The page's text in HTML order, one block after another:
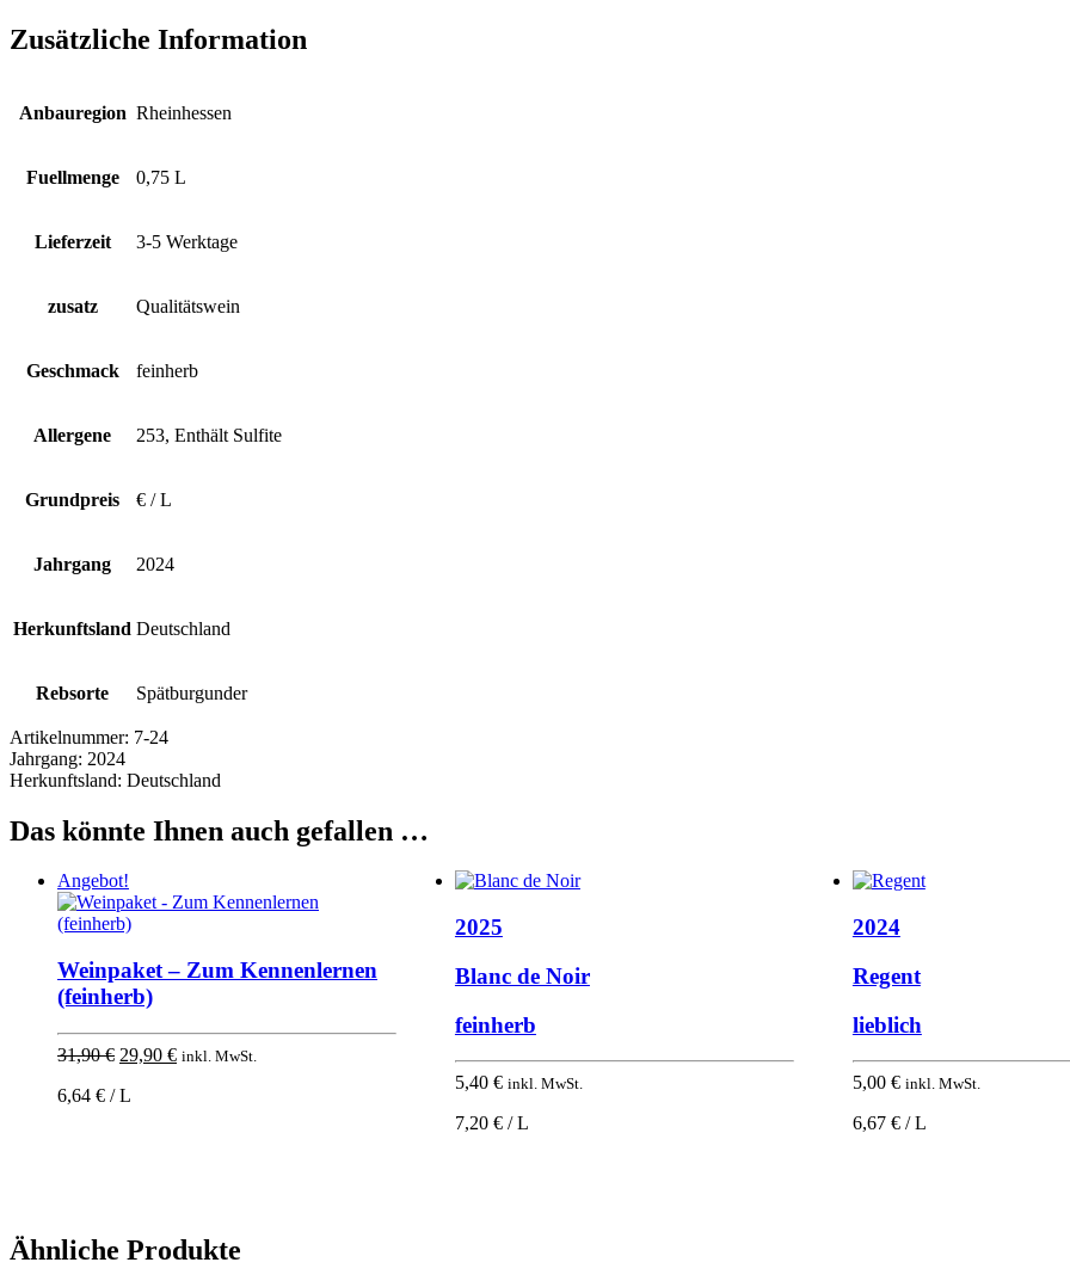
Zusätzliche Information
Anbauregion Rheinhessen
Fuellmenge 0,75 L
Lieferzeit 3-5 Werktage
zusatz Qualitätswein
Geschmack feinherb
Allergene 253, Enthält Sulfite
Grundpreis € / L
Jahrgang 2024
Herkunftsland Deutschland
Rebsorte Spätburgunder
Artikelnummer: 7-24
Jahrgang: 2024
Herkunftsland: Deutschland
Das könnte Ihnen auch gefallen …
Angebot!
Weinpaket – Zum Kennenlernen
(feinherb)
31,90€ Ursprünglicher
war:
29,90 €Aktueller
inkl. MwSt.
6,64 € / L
2025
Blanc de Noir
feinherb
5,40 € inkl. MwSt.
7,20 € / L
2024
Regent
lieblich
5,00 € inkl. MwSt.
6,67 € / L
Ähnliche Produkte